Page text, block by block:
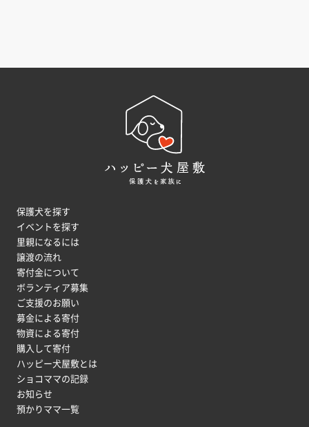
保護犬を探す
イベントを探す
里親になるには
譲渡の流れ
寄付金について
ボランティア募集
ご支援のお願い
募金による寄付
物資による寄付
購入して寄付
ハッピー犬屋敷とは
ショコママの記録
お知らせ
預かりママ一覧